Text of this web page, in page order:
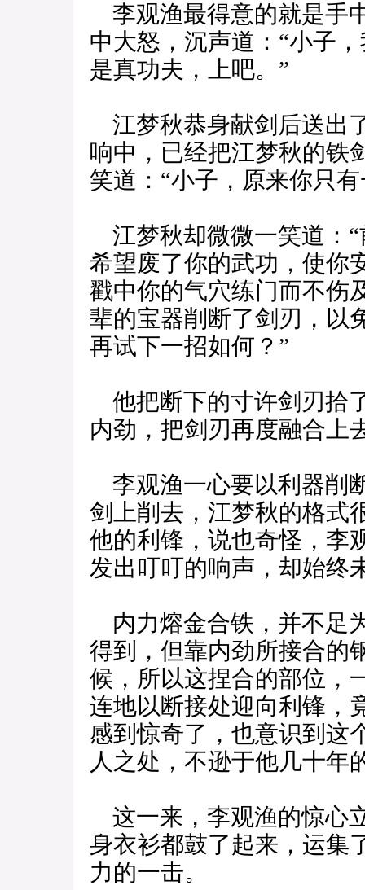
李观渔最得意的就是手
中大怒，沉声道：“小子
是真功夫，上吧。”
江梦秋恭身献剑后送出
响中，已经把江梦秋的铁
笑道：“小子，原来你只
江梦秋却微微一笑道：
希望废了你的武功，使你
戳中你的气穴练门而不伤
辈的宝器削断了剑刃，以
再试下一招如何？”
他把断下的寸许剑刃拾
内劲，把剑刃再度融合上
李观渔一心要以利器削
剑上削去，江梦秋的格式
他的利锋，说也奇怪，李
发出叮叮的响声，却始终
内力熔金合铁，并不足
得到，但靠内劲所接合的
候，所以这捏合的部位，
连地以断接处迎向利锋，
感到惊奇了，也意识到这
人之处，不逊于他几十年
这一来，李观渔的惊心
身衣衫都鼓了起来，运集
力的一击。